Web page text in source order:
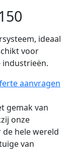
ideaal
voor
industrieën.
aanvragen
gemak van
onze
hele wereld
van